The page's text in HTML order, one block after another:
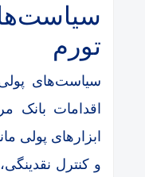
تورم
سیاست‌های
اقدامات بانک
ابزارهای پولی
و کنترل